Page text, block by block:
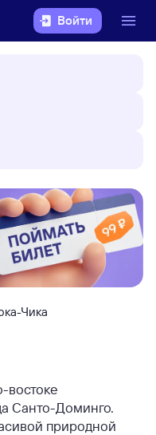
Войти
Чика
востоке
Санто-Доминго.
природной